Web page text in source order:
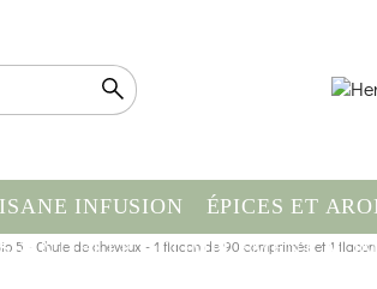
INFUSION ÉPICES ET
COMPLÉMENT
5 - Chute de cheveux - 1 flacon de 90 comprimés et 1